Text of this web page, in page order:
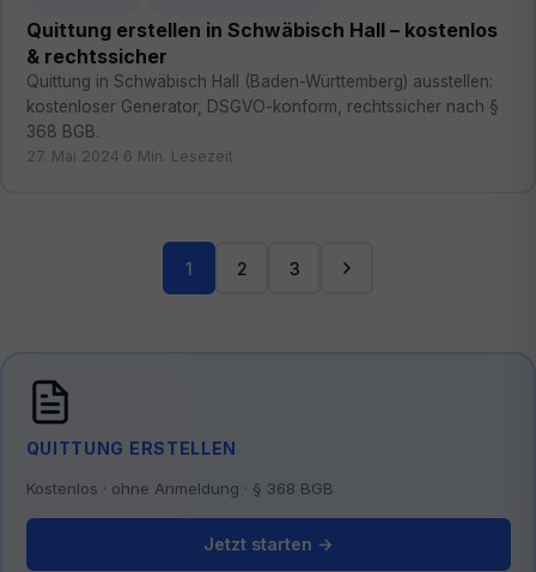
Quittung erstellen in Schwäbisch Hall – kostenlos
& rechtssicher
Quittung in Schwäbisch Hall (Baden-Württemberg) ausstellen:
kostenloser Generator, DSGVO-konform, rechtssicher nach §
368 BGB.
27. Mai 2024 6 Min. Lesezeit
1 2 3
QUITTUNG ERSTELLEN
Kostenlos · ohne Anmeldung · § 368 BGB
Jetzt starten →